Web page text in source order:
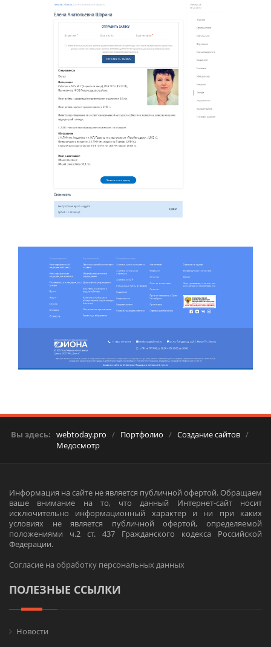
Вы здесь: webtoday.pro / Портфолио / Создание сайтов /
Медосмотр
Информация на сайте не является публичной офертой. Обращаем
ваше внимание на то, что данный Интернет-сайт носит
исключительно информационный характер и ни при каких
условиях не является публичной офертой, определяемой
положениями ч.2 ст. 437 Гражданского кодекса Российской
Федерации.
Согласие на обработку персональных данных
ПОЛЕЗНЫЕ ССЫЛКИ
Новости